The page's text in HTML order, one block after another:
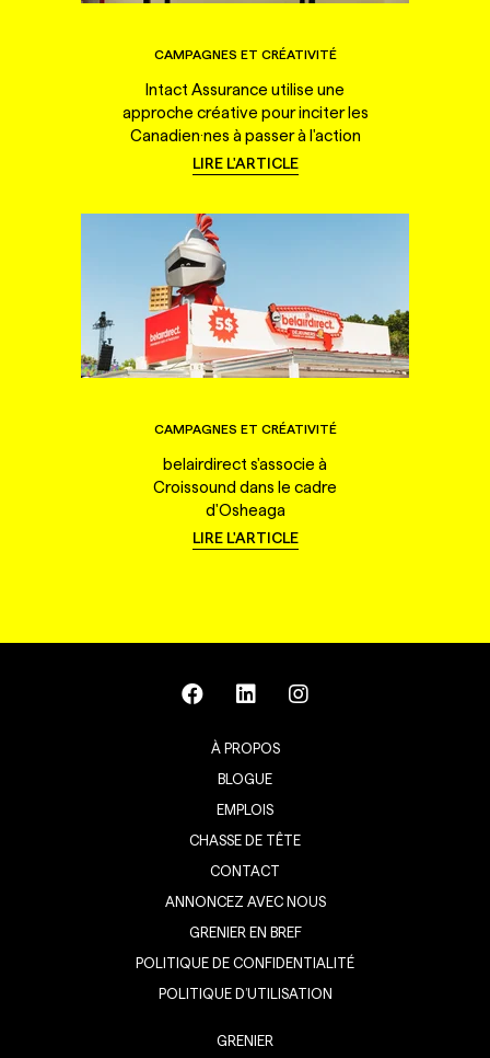
CAMPAGNES ET CRÉATIVITÉ
Intact Assurance utilise une
approche créative pour inciter les
Canadien·nes à passer à l'action
LIRE L'ARTICLE
CAMPAGNES ET CRÉATIVITÉ
belairdirect s'associe à
Croissound dans le cadre
d'Osheaga
LIRE L'ARTICLE
À PROPOS
BLOGUE
EMPLOIS
CHASSE DE TÊTE
CONTACT
ANNONCEZ AVEC NOUS
GRENIER EN BREF
POLITIQUE DE CONFIDENTIALITÉ
POLITIQUE D’UTILISATION
GRENIER